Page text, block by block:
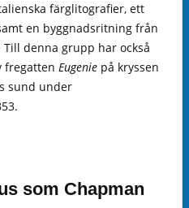
färglitografier, ett
en byggnadsritning från
denna grupp har också
fregatten Eugenie på kryssen
sund under
som Chapman